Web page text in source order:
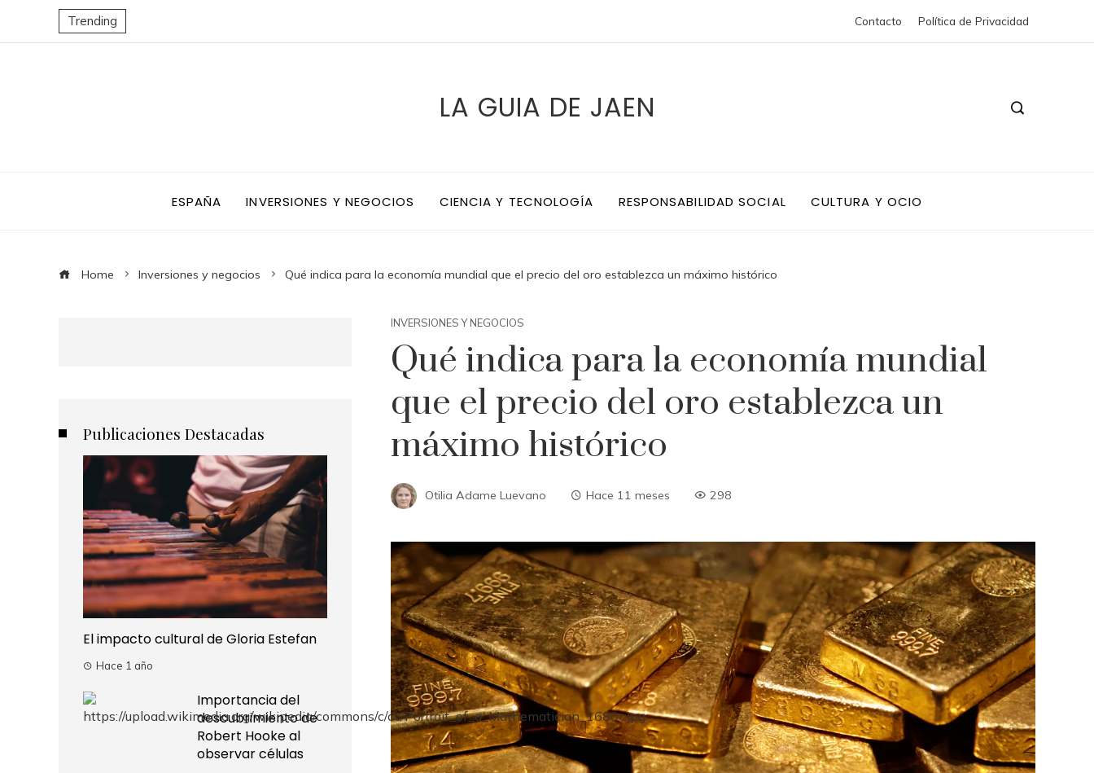
Trending Contacto Política de Privacidad
LA GUIA DE JAEN
ESPAÑA INVERSIONES Y NEGOCIOS CIENCIA Y TECNOLOGÍA RESPONSABILIDAD SOCIAL CULTURA Y OCIO
Home Inversiones y negocios Qué indica para la economía mundial que el precio del oro establezca un máximo histórico
INVERSIONES Y NEGOCIOS
Qué indica para la economía mundial
que el precio del oro establezca un
máximo histórico
Otilia Adame Luevano Hace 11 meses 298
Publicaciones Destacadas
El impacto cultural de Gloria Estefan
Hace 1 año
Importancia del
descubrimiento de
Robert Hooke al
observar células